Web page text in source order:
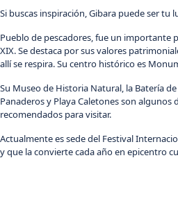
Si buscas inspiración, Gibara puede ser tu
Pueblo de pescadores, fue un importante
XIX. Se destaca por sus valores
allí se respira. Su centro histórico es
Su Museo de Historia Natural, la Batería
Panaderos y Playa Caletones son algunos
recomendados para visitar.
Actualmente es sede del Festival
y que la convierte cada año en epicentro